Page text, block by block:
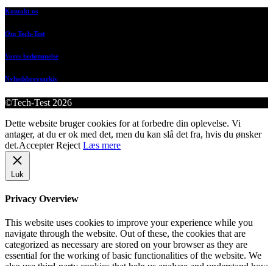
Kontakt os
Om Tech-Test
Vores bedømmelse
Nyhedsbrevsarkiv
©Tech-Test 2026
Dette website bruger cookies for at forbedre din oplevelse. Vi
antager, at du er ok med det, men du kan slå det fra, hvis du ønsker
det.Accepter Reject Læs mere
Luk
Privacy Overview
This website uses cookies to improve your experience while you
navigate through the website. Out of these, the cookies that are
categorized as necessary are stored on your browser as they are
essential for the working of basic functionalities of the website. We